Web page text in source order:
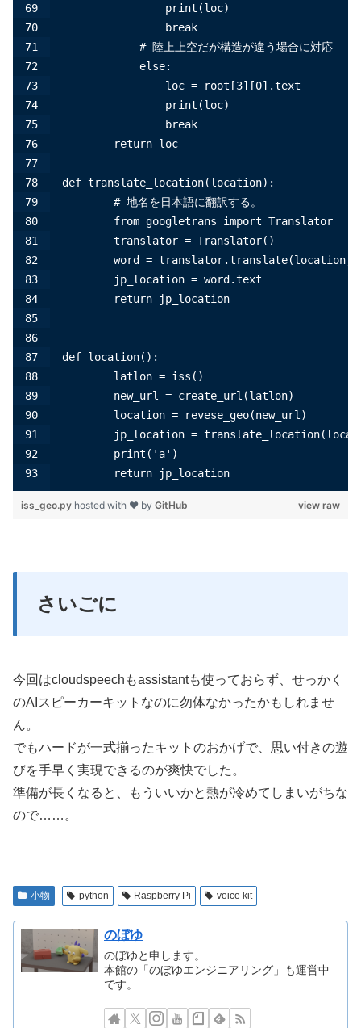
                print(loc)
                break
            # 陸上上空だが構造が違う場合に対応
            else:
                loc = root[3][0].text
                print(loc)
                break
        return loc
def translate_location(location):
        # 地名を日本語に翻訳する。
        from googletrans import Translator
        translator = Translator()
word = translator.translate(location,
        jp_location = word.text
        return jp_location
def location():
        latlon = iss()
        new_url = create_url(latlon)
        location = revese_geo(new_url)
jp_location =
        print('a')
        return jp_location
view raw
iss_geo.py hosted with ❤ by GitHub
さいごに
今回はcloudspeechもassistantも使っておらず、せっかく
のAIスピーカーキットなのに勿体なかったかもしれませ
ん。
でもハードが一式揃ったキットのおかげで、思い付きの遊
びを手早く実現できるのが爽快でした。
準備が長くなると、もういいかと熱が冷めてしまいがちな
ので……。
小物 python Raspberry Pi voice kit
のぼゆ
のぼゆと申します。
本館の「のぼゆエンジニアリング」も運営中
です。